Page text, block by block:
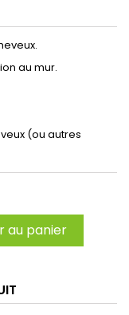
au mur.
(ou autres
au panier